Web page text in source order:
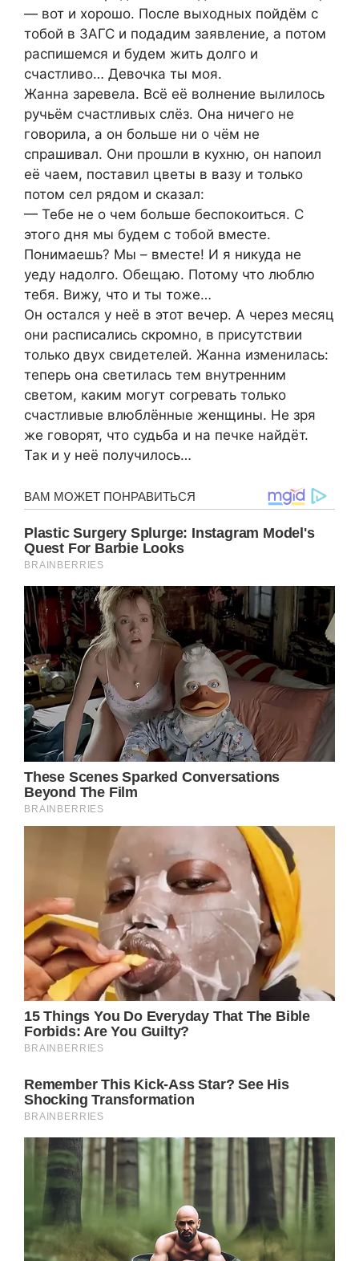
— вот и хорошо. После выходных пойдём с
тобой в ЗАГС и подадим заявление, а потом
распишемся и будем жить долго и
счастливо… Девочка ты моя.
Жанна заревела. Всё её волнение вылилось
ручьём счастливых слёз. Она ничего не
говорила, а он больше ни о чём не
спрашивал. Они прошли в кухню, он напоил
её чаем, поставил цветы в вазу и только
потом сел рядом и сказал:
— Тебе не о чем больше беспокоиться. С
этого дня мы будем с тобой вместе.
Понимаешь? Мы – вместе! И я никуда не
уеду надолго. Обещаю. Потому что люблю
тебя. Вижу, что и ты тоже…
Он остался у неё в этот вечер. А через месяц
они расписались скромно, в присутствии
только двух свидетелей. Жанна изменилась:
теперь она светилась тем внутренним
светом, каким могут согревать только
счастливые влюблённые женщины. Не зря
же говорят, что судьба и на печке найдёт.
Так и у неё получилось…